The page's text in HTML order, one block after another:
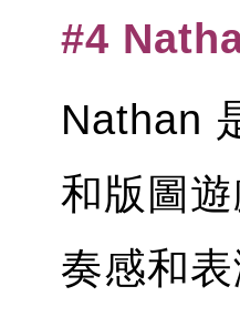
#4
Nathan
和版圖
奏感和